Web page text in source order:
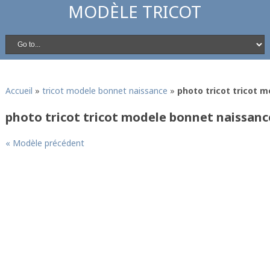
MODÈLE TRICOT
Accueil » tricot modele bonnet naissance » photo tricot tricot
photo tricot tricot modele bonnet
« Modèle précédent